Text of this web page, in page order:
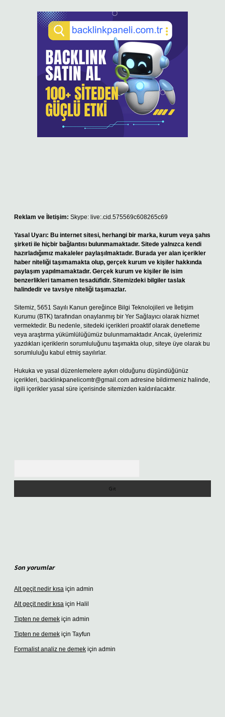
Reklam ve İletişim: Skype: live:.cid.575569c608265c69
Yasal Uyarı: Bu internet sitesi, herhangi bir marka, kurum veya şahıs
şirketi ile hiçbir bağlantısı bulunmamaktadır. Sitede yalnızca kendi
hazırladığımız makaleler paylaşılmaktadır. Burada yer alan içerikler
haber niteliği taşımamakta olup, gerçek kurum ve kişiler hakkında
paylaşım yapılmamaktadır. Gerçek kurum ve kişiler ile isim
benzerlikleri tamamen tesadüfidir. Sitemizdeki bilgiler taslak
halindedir ve tavsiye niteliği taşımazlar.
Sitemiz, 5651 Sayılı Kanun gereğince Bilgi Teknolojileri ve İletişim
Kurumu (BTK) tarafından onaylanmış bir Yer Sağlayıcı olarak hizmet
vermektedir. Bu nedenle, sitedeki içerikleri proaktif olarak denetleme
veya araştırma yükümlülüğümüz bulunmamaktadır. Ancak, üyelerimiz
yazdıkları içeriklerin sorumluluğunu taşımakta olup, siteye üye olarak bu
sorumluluğu kabul etmiş sayılırlar.
Hukuka ve yasal düzenlemelere aykırı olduğunu düşündüğünüz
içerikleri, backlinkpanelicomtr@gmail.com adresine bildirmeniz halinde,
ilgili içerikler yasal süre içerisinde sitemizden kaldırılacaktır.
Son yorumlar
Alt geçit nedir kısa için admin
Alt geçit nedir kısa için Halil
Tipten ne demek için admin
Tipten ne demek için Tayfun
Formalist analiz ne demek için admin